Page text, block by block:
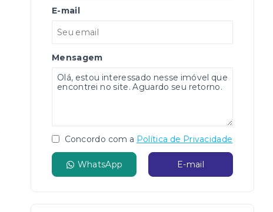
E-mail
Mensagem
Concordo com a Política de Privacidade
WhatsApp E-mail